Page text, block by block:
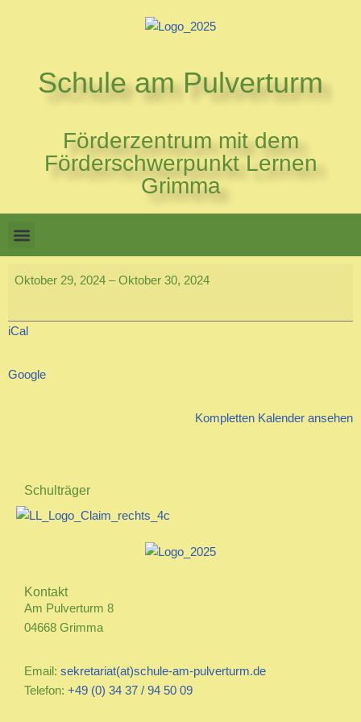
springenSchule am Pulverturm
Förderzentrum mit dem
Förderschwerpunkt Lernen
Grimma
Oktober 29, 2024 –Oktober 30, 2024
iCal
Google
Kompletten Kalender ansehen
Schulträger
Kontakt
Am Pulverturm 8
04668 Grimma
Email: sekretariat(at)schule-am-pulverturm.de
Telefon: +49 (0) 34 37 / 94 50 09